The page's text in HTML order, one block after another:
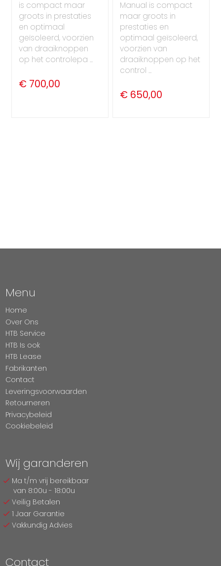
is compact maar
groots in prestaties
en optimaal
geïsoleerd, voorzien
van draaiknoppen
op het controlepa ...
€ 700,00
Manual is compact
maar groots in
prestaties en
optimaal geïsoleerd,
voorzien van
draaiknoppen op het
control ...
€ 650,00
Menu
Home
Over Ons
HTB Service
HTB Is ook
HTB Lease
Fabrikanten
Contact
Leveringsvoorwaarden
Retourneren
Privacybeleid
Cookiebeleid
Wij garanderen
Ma t/m vrij bereikbaar
van 8:00u - 18:00u
Veilig Betalen
1 Jaar Garantie
Vakkundig Advies
Contact